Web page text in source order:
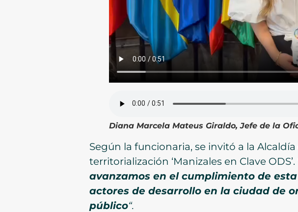
Diana Marcela Mateus Giraldo, Jefe de la
Según la funcionaria, se invitó a la
territorialización ‘Manizales en Clave ODS’.
avanzamos en el cumplimiento de
actores de desarrollo en la ciudad de
público“.